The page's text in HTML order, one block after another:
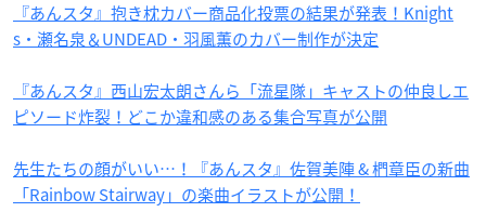
『あんスタ』抱き枕カバー商品化投票の結果が発表！Knight
s・瀬名泉＆UNDEAD・羽風薫のカバー制作が決定
『あんスタ』西山宏太朗さんら「流星隊」キャストの仲良しエ
ピソード炸裂！どこか違和感のある集合写真が公開
先生たちの顔がいい…！『あんスタ』佐賀美陣 & 椚章臣の新曲
「Rainbow Stairway」の楽曲イラストが公開！